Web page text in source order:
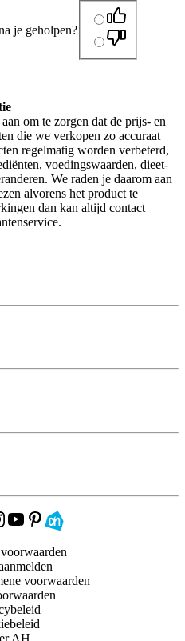
je geholpen?
om te zorgen dat de prijs- en
die we verkopen zo accuraat
regelmatig worden verbeterd,
voedingswaarden, dieet-
We raden je daarom aan
alvorens het product te
dan kan altijd contact
voorwaarden
AH